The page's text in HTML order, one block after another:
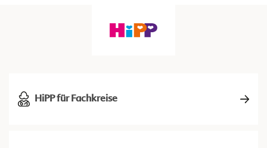
HiPP für Fachkreise